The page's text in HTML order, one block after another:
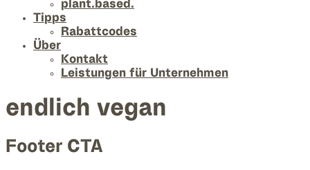
plant.based.
Tipps
Rabattcodes
Über
Kontakt
Leistungen für Unternehmen
endlich vegan
Footer CTA